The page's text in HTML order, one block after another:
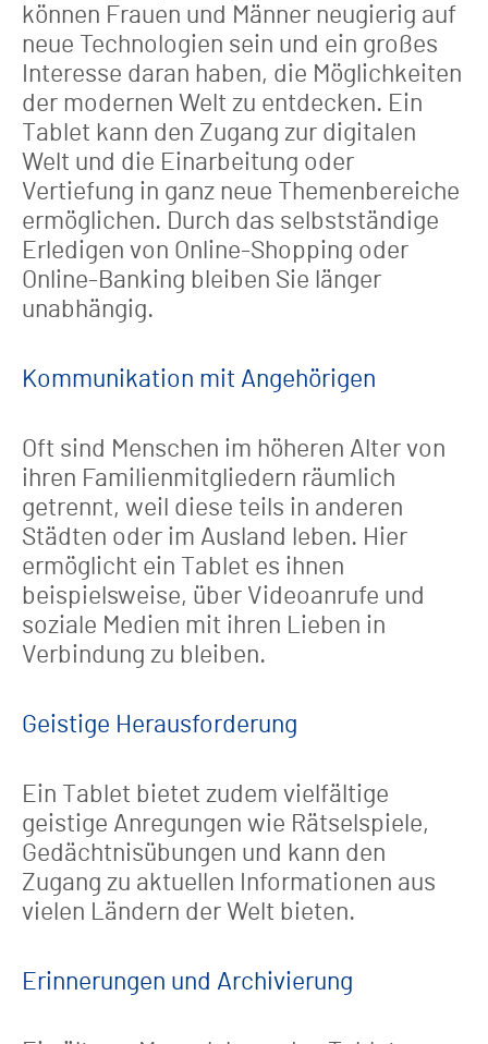
können Frauen und Männer neugierig auf
neue Technologien sein und ein großes
Interesse daran haben, die Möglichkeiten
der modernen Welt zu entdecken. Ein
Tablet kann den Zugang zur digitalen
Welt und die Einarbeitung oder
Vertiefung in ganz neue Themenbereiche
ermöglichen. Durch das selbstständige
Erledigen von Online-Shopping oder
Online-Banking bleiben Sie länger
unabhängig.
Kommunikation mit Angehörigen
Oft sind Menschen im höheren Alter von
ihren Familienmitgliedern räumlich
getrennt, weil diese teils in anderen
Städten oder im Ausland leben. Hier
ermöglicht ein Tablet es ihnen
beispielsweise, über Videoanrufe und
soziale Medien mit ihren Lieben in
Verbindung zu bleiben.
Geistige Herausforderung
Ein Tablet bietet zudem vielfältige
geistige Anregungen wie Rätselspiele,
Gedächtnisübungen und kann den
Zugang zu aktuellen Informationen aus
vielen Ländern der Welt bieten.
Erinnerungen und Archivierung